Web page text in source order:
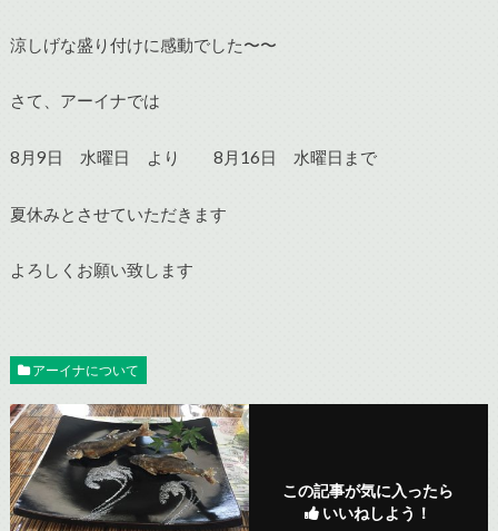
涼しげな盛り付けに感動でした〜〜
さて、アーイナでは
8月9日 水曜日 より 8月16日 水曜日まで
夏休みとさせていただきます
よろしくお願い致します
アーイナについて
この記事が気に入ったら
いいねしよう！